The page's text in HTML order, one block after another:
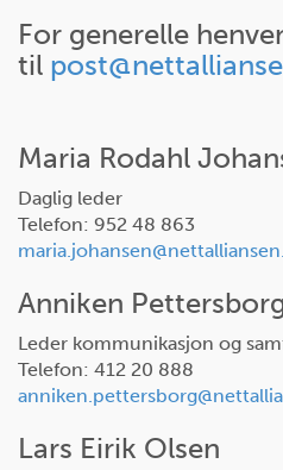
For generelle
til
Maria Rodahl
Daglig leder
Telefon: 952 48 863
Anniken
Leder kommunikasjon og
Telefon: 412 20 888
Lars Eirik Olsen